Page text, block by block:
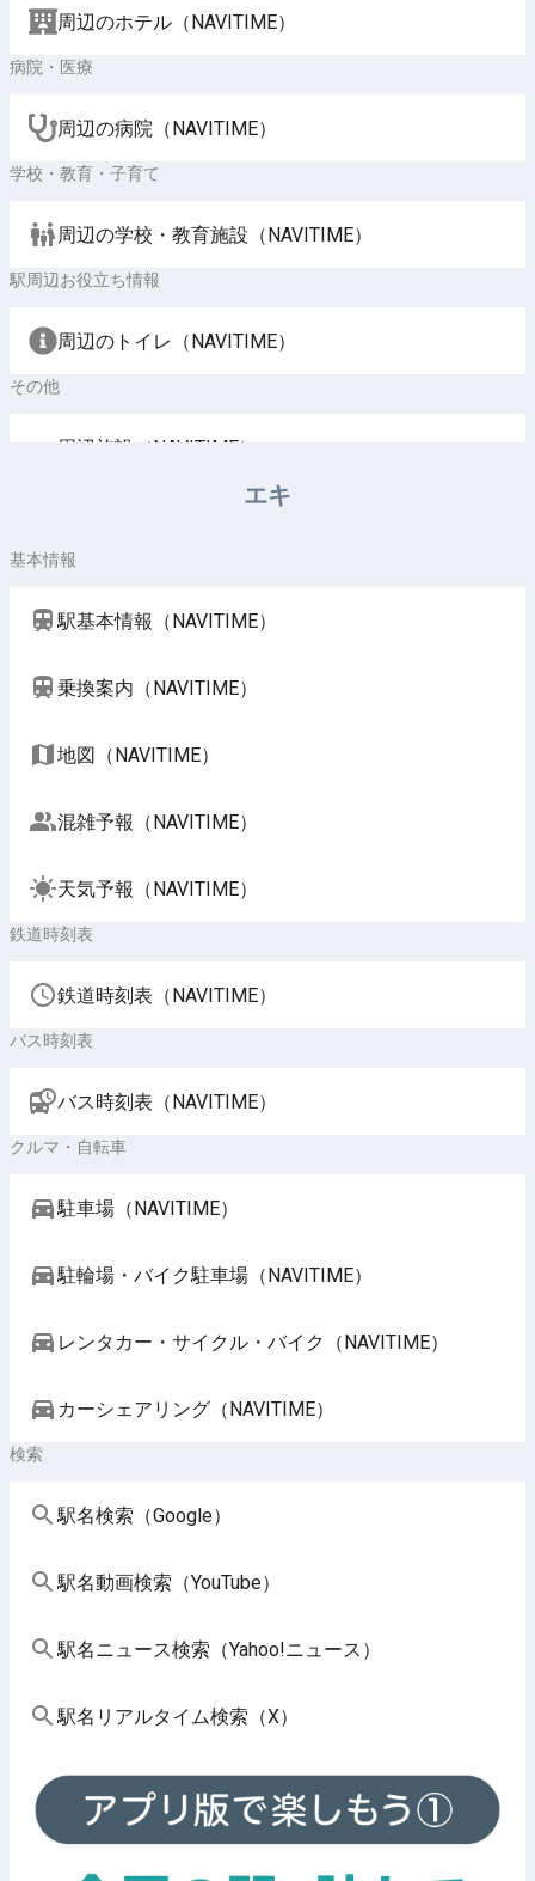
周辺のホテル（NAVITIME）
病院・医療
周辺の病院（NAVITIME）
学校・教育・子育て
周辺の学校・教育施設（NAVITIME）
駅周辺お役立ち情報
周辺のトイレ（NAVITIME）
その他
周辺施設（NAVITIME）
エキ
基本情報
駅基本情報（NAVITIME）
乗換案内（NAVITIME）
地図（NAVITIME）
混雑予報（NAVITIME）
天気予報（NAVITIME）
鉄道時刻表
鉄道時刻表（NAVITIME）
バス時刻表
バス時刻表（NAVITIME）
クルマ・自転車
駐車場（NAVITIME）
駐輪場・バイク駐車場（NAVITIME）
レンタカー・サイクル・バイク（NAVITIME）
カーシェアリング（NAVITIME）
検索
駅名検索（Google）
駅名動画検索（YouTube）
駅名ニュース検索（Yahoo!ニュース）
駅名リアルタイム検索（X）